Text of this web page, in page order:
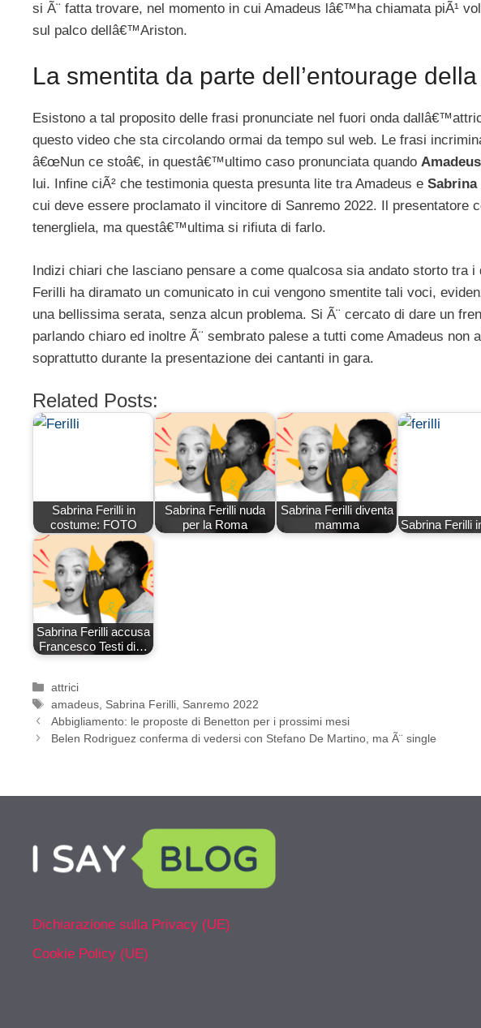
si Ã¨ fatta trovare, nel momento in cui Amadeus lâ€™ha chiamata piÃ¹
sul palco dellâ€™Ariston.
La smentita da parte dell’entourage
Esistono a tal proposito delle frasi pronunciate nel fuori onda
questo video che sta circolando ormai da tempo sul web. Le frasi
â€œNun ce stoâ€, in questâ€™ultimo caso pronunciata quando Amadeus
lui. Infine ciÃ² che testimonia questa presunta lite tra Amadeus e
cui deve essere proclamato il vincitore di Sanremo 2022. Il presentatore
tenergliela, ma questâ€™ultima si rifiuta di farlo.
Indizi chiari che lasciano pensare a come qualcosa sia andato storto tra
Ferilli ha diramato un comunicato in cui vengono smentite tali voci,
una bellissima serata, senza alcun problema. Si Ã¨ cercato di dare un
parlando chiaro ed inoltre Ã¨ sembrato palese a tutti come Amadeus non
soprattutto durante la presentazione dei cantanti in gara.
Related Posts:
Sabrina Ferilli in
costume: FOTO
Sabrina Ferilli nuda
per la Roma
Sabrina Ferilli diventa
mamma
Sabrina Ferilli
Sabrina Ferilli accusa
Francesco Testi di…
Categorie
attrici
Tag
amadeus Sabrina Ferilli Sanremo 2022
Abbigliamento: le proposte di Benetton per i prossimi mesi
Belen Rodriguez conferma di vedersi con Stefano De Martino, ma Ã¨ single
Dichiarazione sulla Privacy (UE)
Cookie Policy (UE)